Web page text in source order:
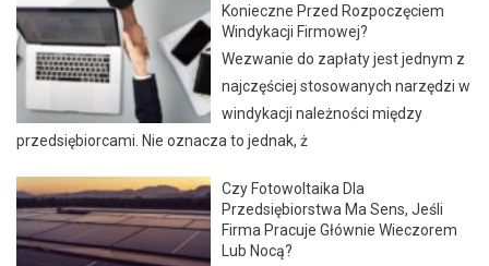
Konieczne Przed Rozpoczęciem
Windykacji Firmowej?
Wezwanie do zapłaty jest jednym z
najczęściej stosowanych narzędzi w
windykacji należności między
przedsiębiorcami. Nie oznacza to jednak, ż
Czy Fotowoltaika Dla
Przedsiębiorstwa Ma Sens, Jeśli
Firma Pracuje Głównie Wieczorem
Lub Nocą?